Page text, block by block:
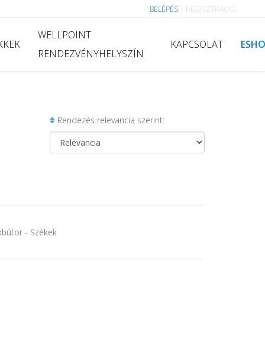
BELÉPÉS REGISZTRÁCIÓ
WELLPOINT
RENDEZVÉNYHELYSZÍN
KAPCSOLAT
Rendezés relevancia szerint:
- Székek